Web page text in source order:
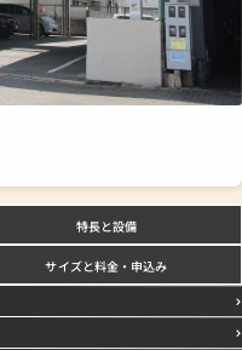
特長と設備
サイズと料金 ・申込み